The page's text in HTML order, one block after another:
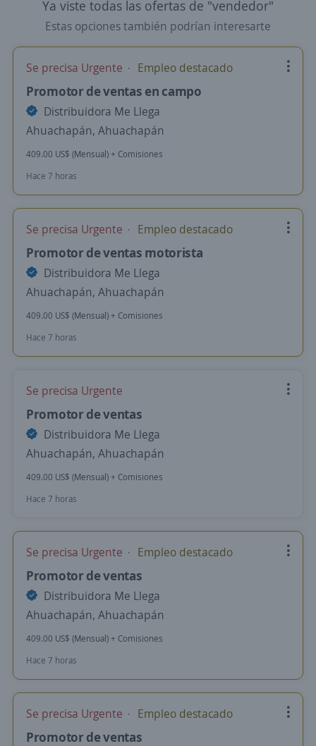
Ya viste todas las ofertas de "vendedor"
Estas opciones también podrían interesarte
Se precisa Urgente Empleo destacado
Promotor de ventas en campo
Distribuidora Me Llega
Ahuachapán, Ahuachapán
409.00 US$ (Mensual) + Comisiones
Hace 7 horas
Se precisa Urgente Empleo destacado
Promotor de ventas motorista
Distribuidora Me Llega
Ahuachapán, Ahuachapán
409.00 US$ (Mensual) + Comisiones
Hace 7 horas
Se precisa Urgente
Promotor de ventas
Distribuidora Me Llega
Ahuachapán, Ahuachapán
409.00 US$ (Mensual) + Comisiones
Hace 7 horas
Se precisa Urgente Empleo destacado
Promotor de ventas
Distribuidora Me Llega
Ahuachapán, Ahuachapán
409.00 US$ (Mensual) + Comisiones
Hace 7 horas
Se precisa Urgente Empleo destacado
Promotor de ventas